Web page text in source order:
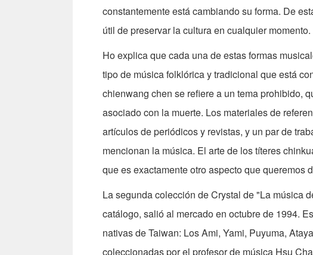
constantemente está cambiando su forma. De
útil de preservar la cultura en cualquier momento.
Ho explica que cada una de estas formas
tipo de música folklórica y tradicional que está
chienwang chen se refiere a un tema prohibido,
asociado con la muerte. Los materiales de
artículos de periódicos y revistas, y un par de
mencionan la música. El arte de los títeres
que es exactamente otro aspecto que queremos
La segunda colección de Crystal de "La música
catálogo, salió al mercado en octubre de 1994.
nativas de Taiwan: Los Ami, Yami, Puyuma,
coleccionadas por el profesor de música Hsu